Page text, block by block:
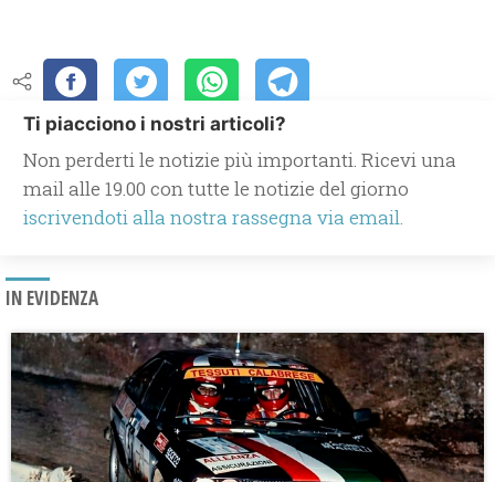
Ti piacciono i nostri articoli?
Non perderti le notizie più importanti. Ricevi una
mail alle 19.00 con tutte le notizie del giorno
iscrivendoti alla nostra rassegna via email.
IN EVIDENZA